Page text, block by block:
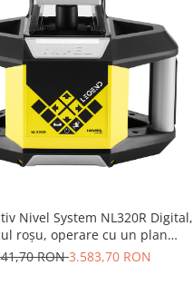
Nivel System NL320R Digital,
roșu, operare cu un plan
raza de actiune 500 m
RON3.583,70 RON